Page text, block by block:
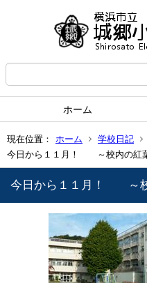
ホーム
現在位置： ホーム 学校日記
今日から１１月！ ～校内の紅
今日から１１月！ ～